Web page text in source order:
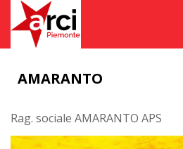
AMARANTO
Rag. sociale AMARANTO APS